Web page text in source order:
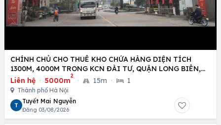
CHÍNH CHỦ CHO THUÊ KHO CHỨA HÀNG DIỆN TÍCH
1300M, 4000M TRONG KCN ĐÀI TƯ, QUẬN LONG BIÊN,
HÀ NỘI
Liên hệ · 5000m
2
· 15m · 1
Thành phố Hà Nội
T
Tuyết Mai Nguyễn
Đăng 03/08/2026